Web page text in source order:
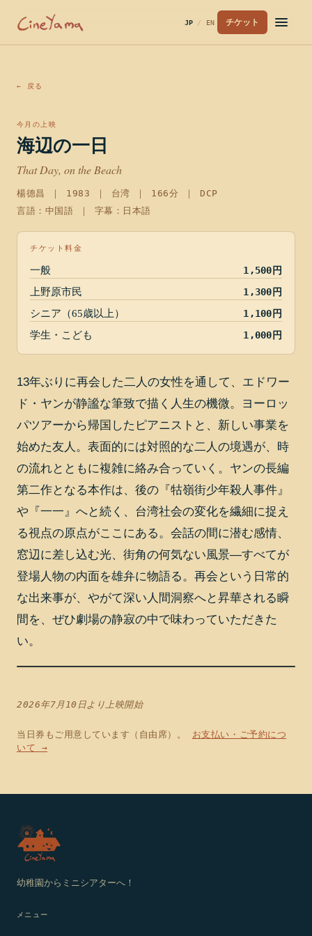
JP / EN チケット
← 戻る
今月の上映
海辺の一日
That Day, on the Beach
楊德昌 ｜ 1983 ｜ 台湾 ｜ 166分 ｜ DCP
言語：中国語 ｜ 字幕：日本語
チケット料金
一般
1,500円
上野原市民
1,300円
シニア（65歳以上）
1,100円
学生・こども
1,000円
13年ぶりに再会した二人の女性を通して、エドワー
ド・ヤンが静謐な筆致で描く人生の機微。ヨーロッ
パツアーから帰国したピアニストと、新しい事業を
始めた友人。表面的には対照的な二人の境遇が、時
の流れとともに複雑に絡み合っていく。ヤンの長編
第二作となる本作は、後の『牯嶺街少年殺人事件』
や『一一』へと続く、台湾社会の変化を繊細に捉え
る視点の原点がここにある。会話の間に潜む感情、
窓辺に差し込む光、街角の何気ない風景―すべてが
登場人物の内面を雄弁に物語る。再会という日常的
な出来事が、やがて深い人間洞察へと昇華される瞬
間を、ぜひ劇場の静寂の中で味わっていただきた
い。
2026年7月10日より上映開始
当日券もご用意しています（自由席）。
お支払い・ご予約につ
いて →
幼稚園からミニシアターへ！
メニュー